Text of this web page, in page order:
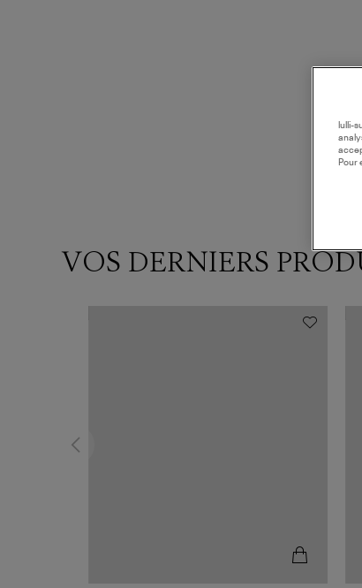
VOS DERNIERS
lulli-
Pour